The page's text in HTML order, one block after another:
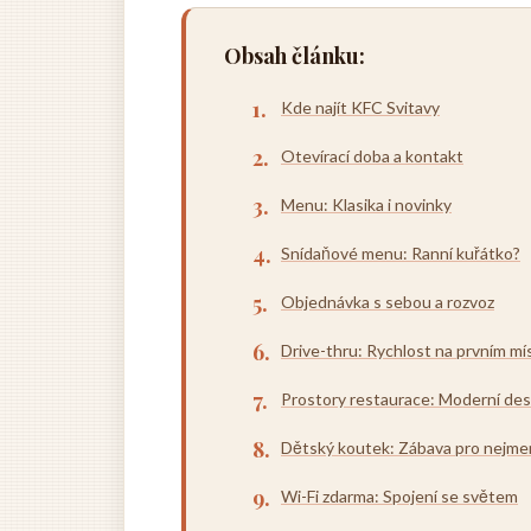
Obsah článku:
Kde najít KFC Svitavy
Otevírací doba a kontakt
Menu: Klasika i novinky
Snídaňové menu: Ranní kuřátko?
Objednávka s sebou a rozvoz
Drive-thru: Rychlost na prvním
Prostory restaurace: Moderní
Dětský koutek: Zábava pro
Wi-Fi zdarma: Spojení se světem